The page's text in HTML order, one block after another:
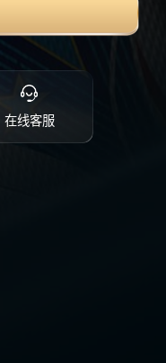
在线客服